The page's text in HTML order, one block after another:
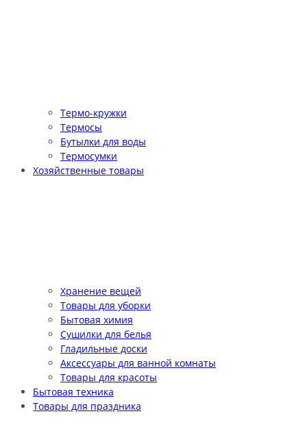
Термо-кружки
Термосы
Бутылки для воды
Термосумки
Хозяйственные товары
Хранение вещей
Товары для уборки
Бытовая химия
Сушилки для белья
Гладильные доски
Аксессуары для ванной комнаты
Товары для красоты
Бытовая техника
Товары для праздника